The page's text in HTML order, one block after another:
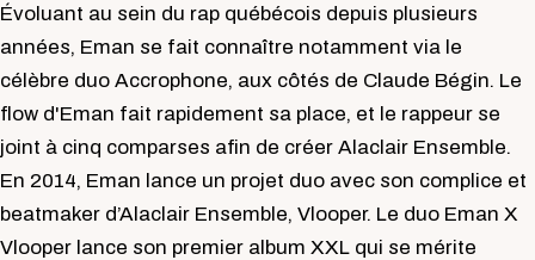
Évoluant au sein du rap québécois depuis plusieurs
années, Eman se fait connaître notamment via le
célèbre duo Accrophone, aux côtés de Claude Bégin. Le
flow d'Eman fait rapidement sa place, et le rappeur se
joint à cinq comparses afin de créer Alaclair Ensemble.
En 2014, Eman lance un projet duo avec son complice et
beatmaker d’Alaclair Ensemble, Vlooper. Le duo Eman X
Vlooper lance son premier album XXL qui se mérite